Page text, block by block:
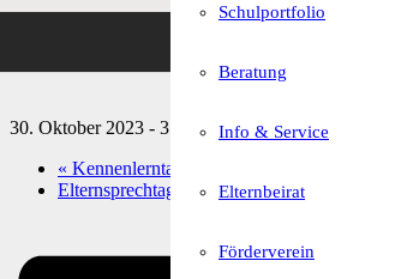
Schulportfolio
Beratung
Info & Service
Elternbeirat
Förderverein
Herbstferien
30. Oktober 2023 - 3. November 2023
« Kennenlerntage 5a und 5d
Elternsprechtag 5./8./9. Jahrgangsstufe